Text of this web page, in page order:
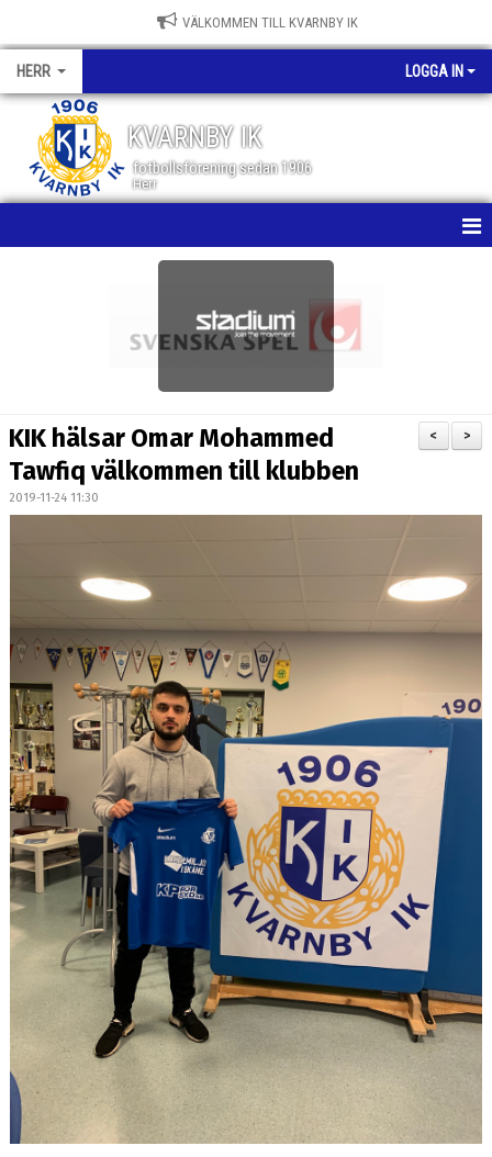
VÄLKOMMEN TILL KVARNBY IK
HERR LOGGA IN
KVARNBY IK
fotbollsförening sedan 1906
Herr
TRUPPEN
OM LAGET
DOKUMENT
KONTAKT
>
<
KIK hälsar Omar Mohammed
Tawfiq välkommen till klubben
2019-11-24 11:30